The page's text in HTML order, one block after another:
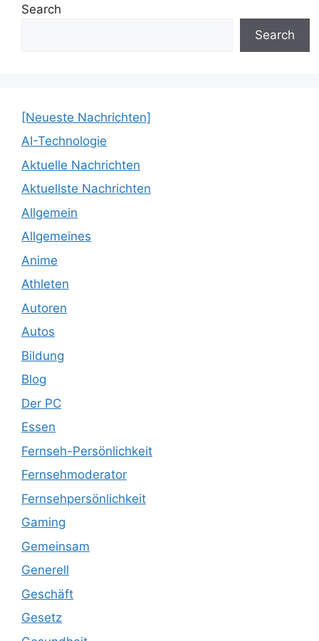
Search
Search
[Neueste Nachrichten]
AI-Technologie
Aktuelle Nachrichten
Aktuellste Nachrichten
Allgemein
Allgemeines
Anime
Athleten
Autoren
Autos
Bildung
Blog
Der PC
Essen
Fernseh-Persönlichkeit
Fernsehmoderator
Fernsehpersönlichkeit
Gaming
Gemeinsam
Generell
Geschäft
Gesetz